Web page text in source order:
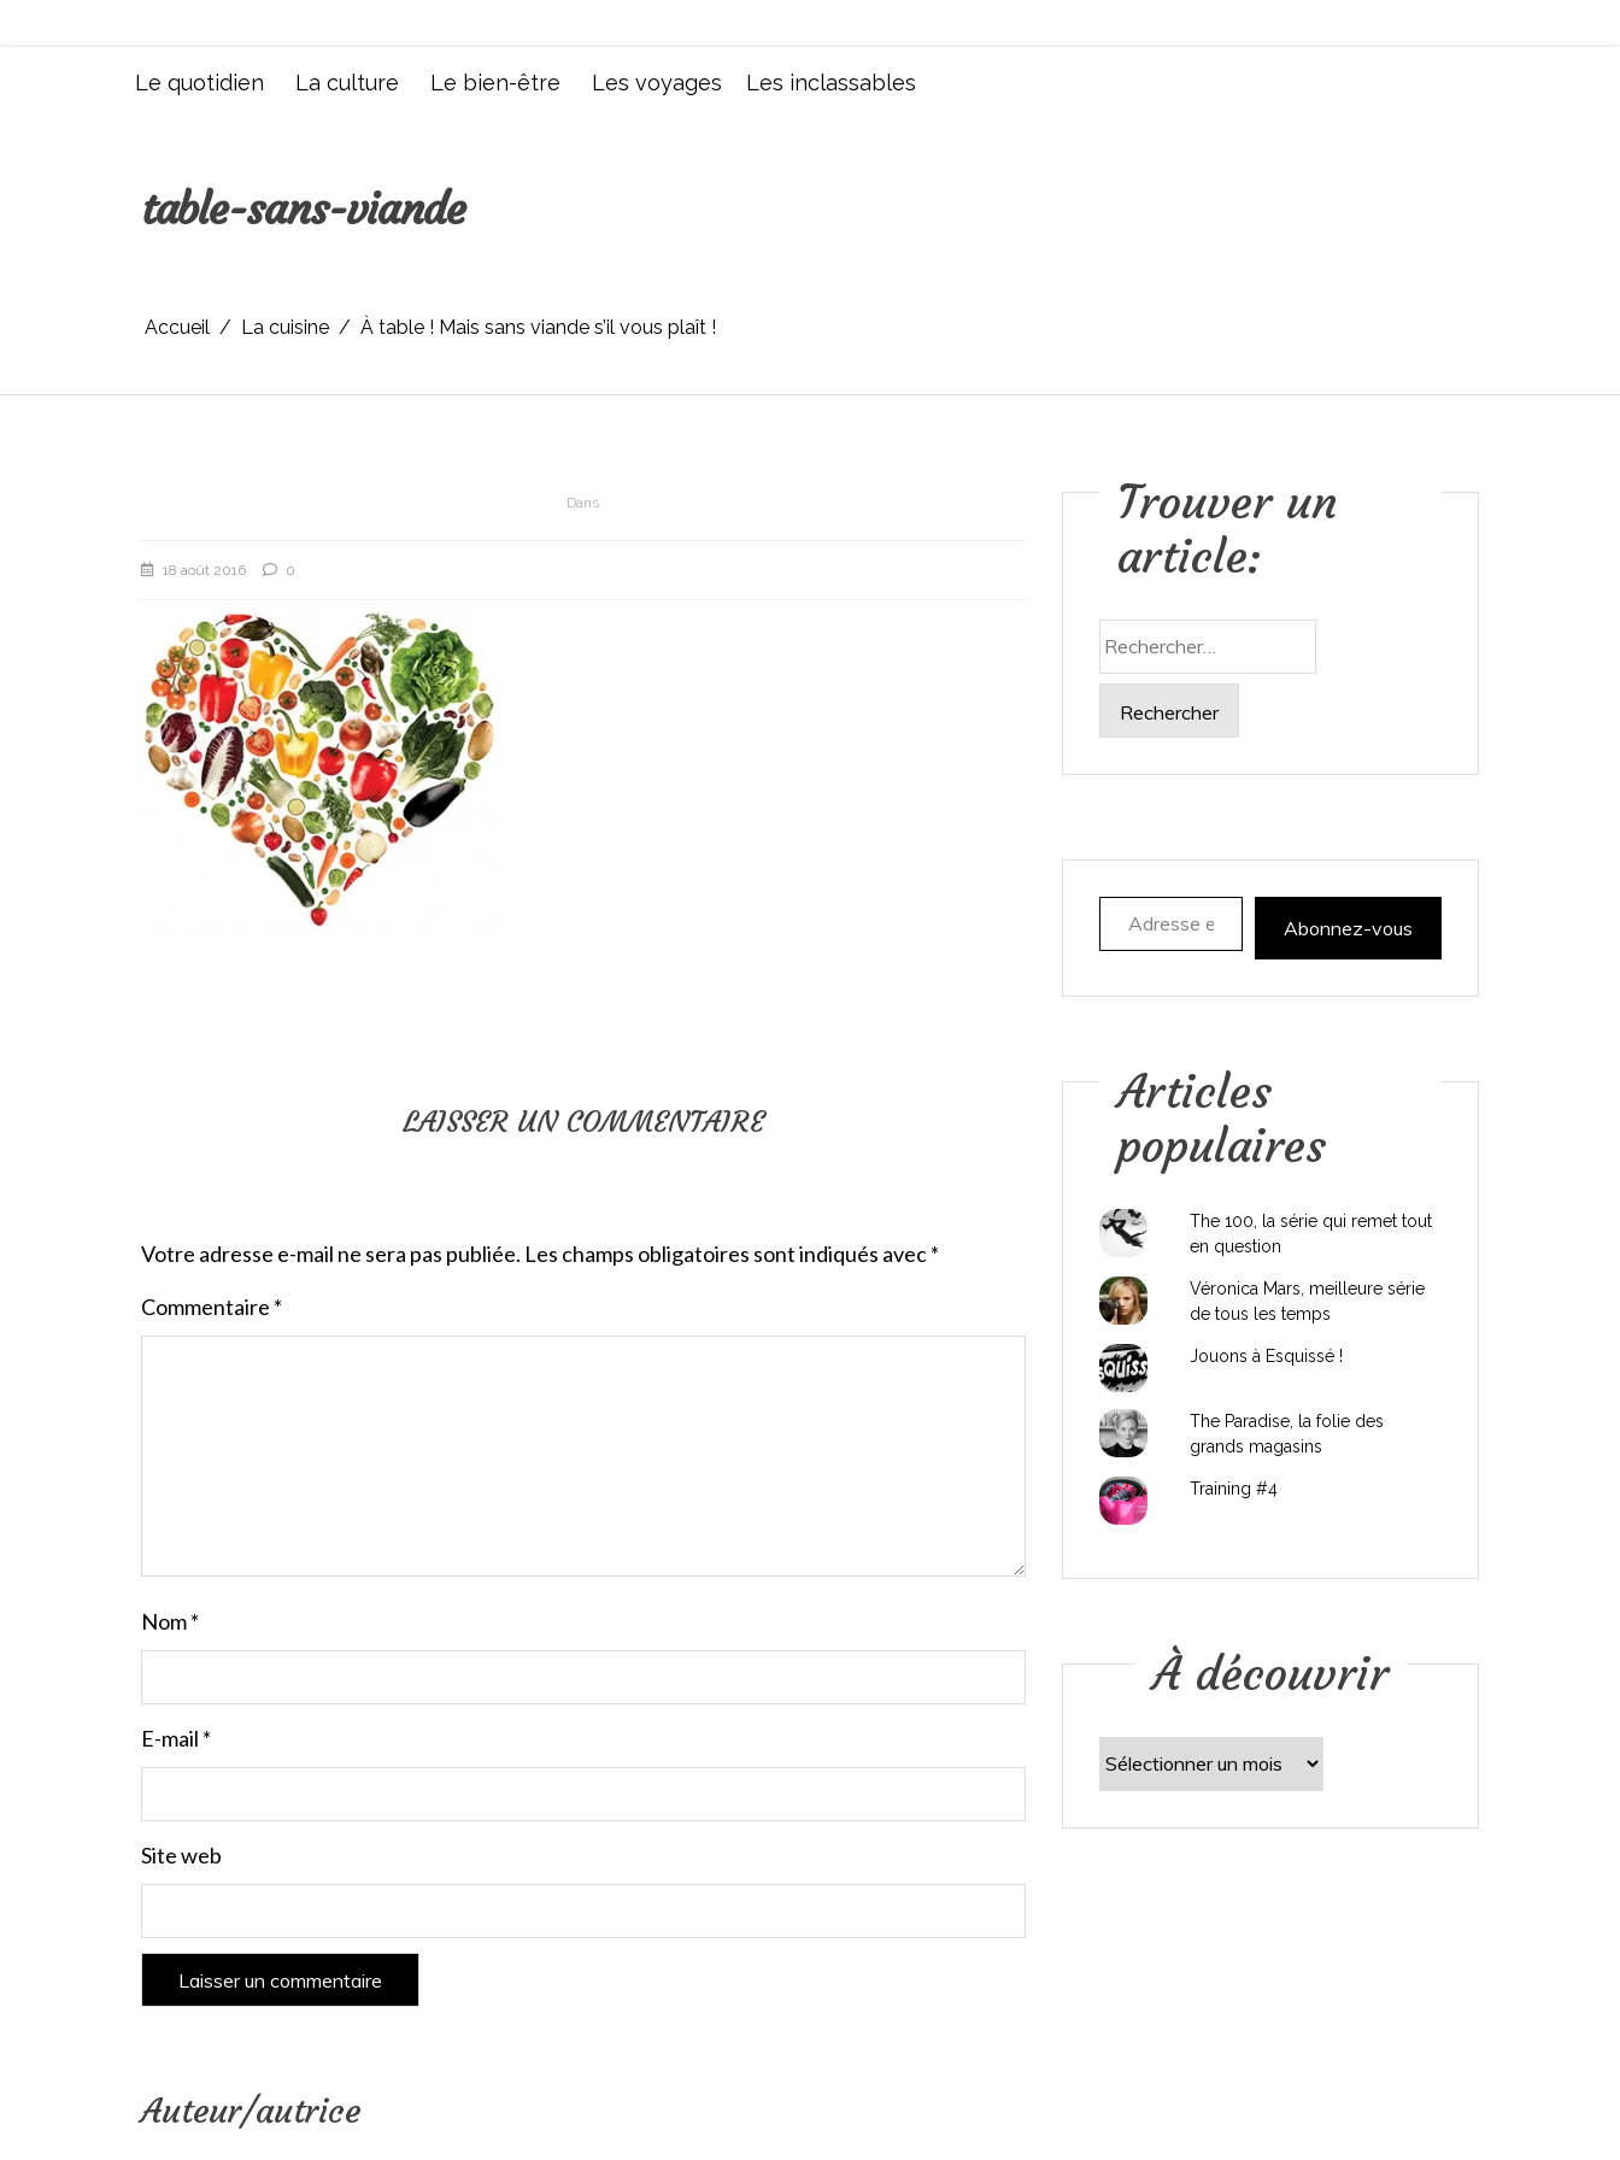
Le quotidien La culture Le bien-être Les voyages Les inclassables
table-sans-viande
Accueil La cuisine À table ! Mais sans viande s’il vous plaît !
Dans
18 août 2016 0
LAISSER UN COMMENTAIRE
Votre adresse e-mail ne sera pas publiée. Les champs obligatoires sont indiqués avec*
Commentaire *
Nom*
E-mail *
Site web
Auteur/autrice
Trouver un
article:
Adresse e-mail
Abonnez-vous
Articles
populaires
The 100, la série qui remet tout
en question
Véronica Mars, meilleure série
de tous les temps
Jouons à Esquissé !
The Paradise, la folie des
grands magasins
Training #4
À découvrir
découvrir